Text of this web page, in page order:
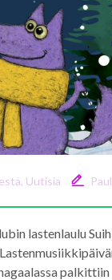
, Uutisia
lastenlaulu
palkittiin